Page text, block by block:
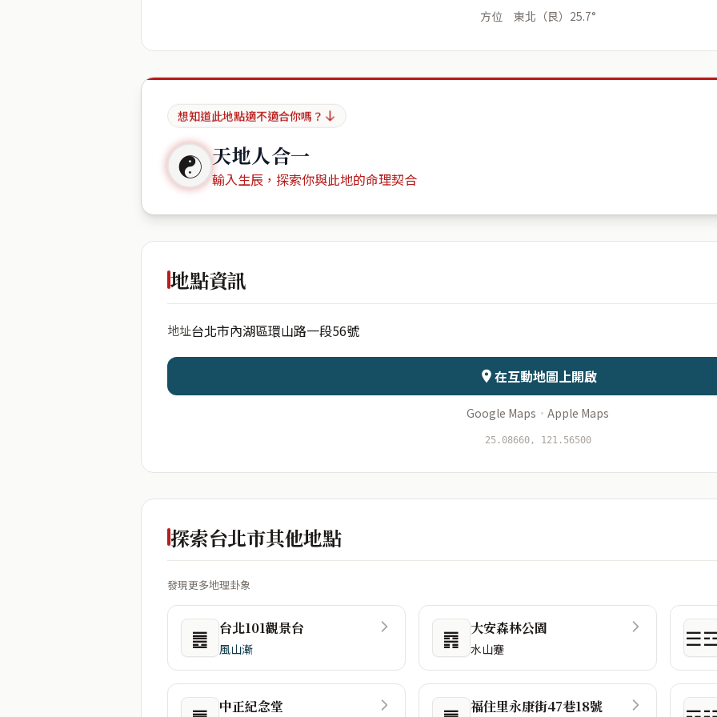
方位 東北（艮）25.7°
想知道此地點適不適合你嗎？
☯ 天地人合一
輸入生辰，探索你與此地的命理契合
地點資訊
地址台北市內湖區環山路一段56號
在互動地圖上開啟
Google Maps · Apple Maps
25.08660, 121.56500
探索台北市其他地點
發現更多地理卦象
䷌ 台北101觀景台
風山漸 ䷴ 大安森林公園
水山蹇
中正紀念堂 福住里永康街47巷18號